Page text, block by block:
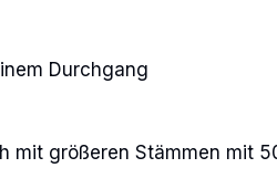
Durchgang
mit größeren Stämmen mit